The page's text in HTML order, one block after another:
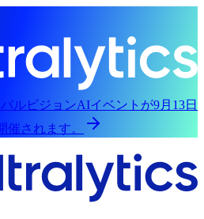
ルビジョンAIイベントが9月13日
されます。